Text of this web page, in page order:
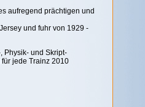
aufregend prächtigen und
und fuhr von 1929 -
Physik- und Skript-
jede Trainz 2010